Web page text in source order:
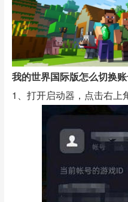
我的世界国际版怎么切换账
1、打开启动器，点击右上